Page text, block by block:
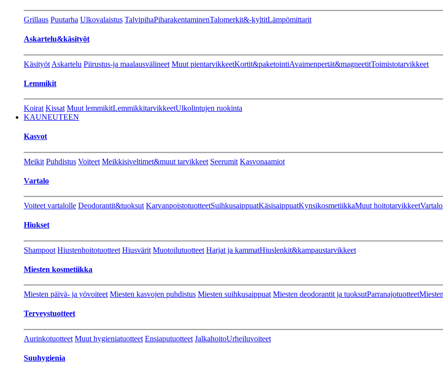
Grillaus Puutarha Ulkovalaistus TalvipihaPiharakentaminenTalomerkit&-kyltitLämpömittarit
Askartelu&käsityöt
Käsityöt Askartelu Piirustus-ja maalausvälineet Muut pientarvikkeetKortit&paketointiAvaimenpertät&magneetitToimistotarvikkeet
Lemmikit
Koirat Kissat Muut lemmikitLemmikkitarvikkeetUlkolintujen ruokinta
KAUNEUTEEN
Kasvot
Meikit Puhdistus Voiteet Meikkisiveltimet&muut tarvikkeet Seerumit Kasvonaamiot
Vartalo
Voiteet vartalolle Deodorantit&tuoksut KarvanpoistotuotteetSuihkusaippuatKäsisaippuatKynsikosmetiikkaMuut hoitotarvikkeet
Hiukset
Shampoot Hiustenhoitotuotteet Hiusvärit Muotoilutuotteet Harjat ja kammatHiuslenkit&kampaustarvikkeet
Miesten kosmetiikka
Miesten päivä- ja yövoiteet Miesten kasvojen puhdistus Miesten suihkusaippuat Miesten deodorantit ja tuoksutParranajotuotteet
Terveystuotteet
Aurinkotuotteet Muut hygieniatuotteet Ensiaputuotteet JalkahoitoUrheiluvoiteet
Suuhygienia